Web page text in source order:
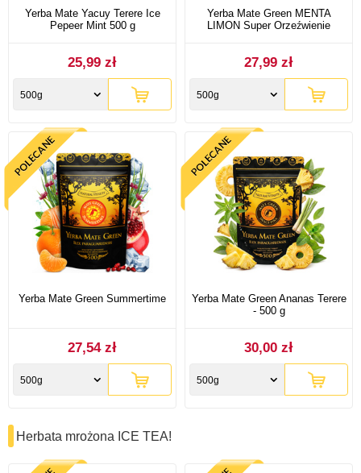
Yerba Mate Yacuy Terere Ice
Pepeer Mint 500 g
25,99 zł
500g
Yerba Mate Green MENTA
LIMON Super Orzeźwienie
27,99 zł
500g
Yerba Mate Green Summertime
27,54 zł
500g
Yerba Mate Green Ananas Terere
- 500 g
30,00 zł
500g
Herbata mrożona ICE TEA!